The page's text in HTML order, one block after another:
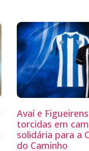
Avaí e
torcidas em
solidária para a
do Caminho